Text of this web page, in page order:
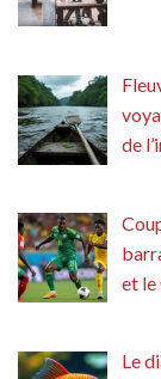
de
et le
Le